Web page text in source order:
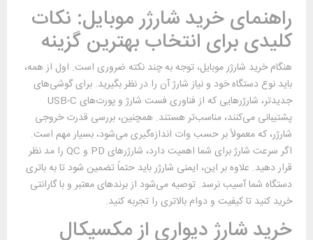
راهنمای خرید شارژر موبایل: نکات
کلیدی برای انتخاب بهترین گزینه
هنگام خرید شارژر موبایل، توجه به چند نکته ضروری است. اول از همه،
باید نوع دستگاه خود و نیاز شارژ آن را در نظر بگیرید. برای گوشی‌های
جدیدتر، شارژرهایی که از فناوری فست شارژ و پورت‌های USB-C
پشتیبانی می‌کنند، مناسب‌تر هستند. همچنین، بررسی قدرت خروجی
شارژر، که معمولاً بر حسب وات اندازه‌گیری می‌شود، بسیار مهم است.
اگر سرعت شارژ برای شما اهمیت دارد، شارژرهای PD و QC را مد نظر
قرار دهید. علاوه بر این، ایمنی شارژر باید حتماً تضمین شود تا به باتری
دستگاه شما آسیب نرسد. توصیه می‌شود از برندهای معتبر و با گارانتی
خرید کنید تا کیفیت و دوام بالاتری را تجربه کنید.
خرید شارژ دیواری از مکسیکال